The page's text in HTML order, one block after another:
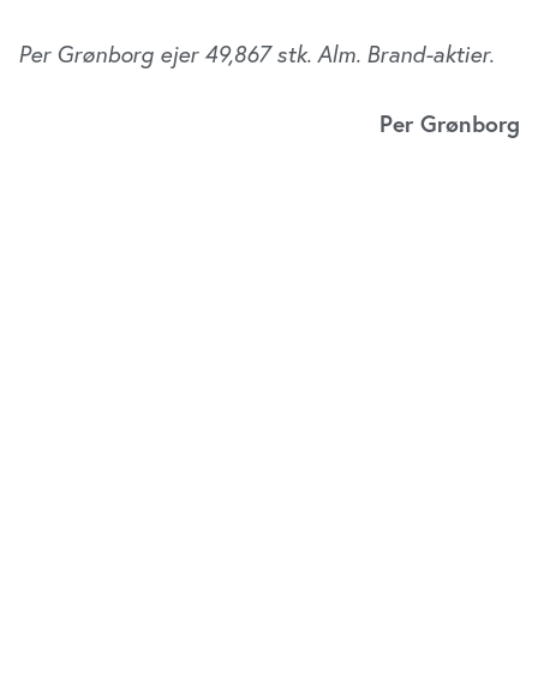
Per Grønborg ejer 49,867 stk. Alm. Brand-aktier.
Per Grønborg